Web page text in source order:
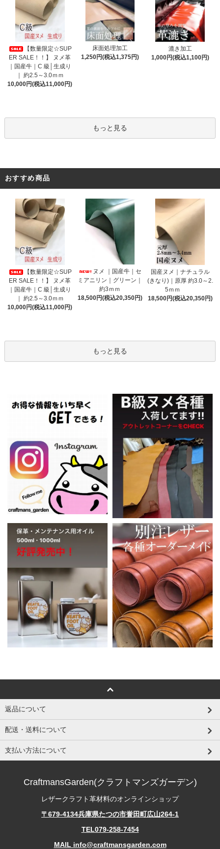
【数量限定☆SUP
ER SALE！！】 ヌメ革
｜国産牛｜C 級│生成り
｜ 約2.5～3.0ｍｍ
10,000円(税込11,000円)
床面処理加工
1,250円(税込1,375円)
漉き加工
1,000円(税込1,100円)
もっと見る
おすすめ商品
【数量限定☆SUP
ER SALE！！】 ヌメ革
｜国産牛｜C 級│生成り
｜ 約2.5～3.0ｍｍ
10,000円(税込11,000円)
ヌメ ｜国産牛｜セ
ミアニリン｜グリーン｜
約3ｍｍ
18,500円(税込20,350円)
国産ヌメ｜ナチュラル
(きなり)｜原厚 約3.0～2.
5ｍｍ
18,500円(税込20,350円)
もっと見る
返品について
配送・送料について
支払い方法について
CraftmansGarden(クラフトマンズガーデン)
レザークラフト革材料のオンラインショップ
〒679-4134兵庫県たつの市誉田町広山264-1
TEL079-258-7454
MAIL info@craftmansgarden.com